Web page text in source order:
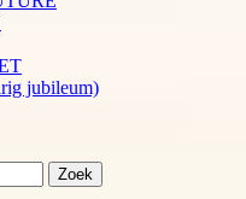
jubileum)
Zoek